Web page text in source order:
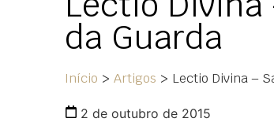
da Guarda
Início > Artigos > Lectio Divina –
2 de outubro de 2015